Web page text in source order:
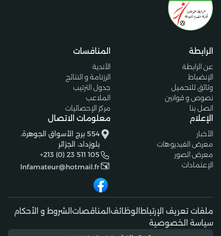
الرابطة
عن الرابطة
الإنضباط
وثائق للتحميل
نصوص و قوانين
اتصل بنا
المنافسات
الأندية
الرزنامة و النتائج
جدول الترتيب
الملاعب
مركز الإحصائيات
الإعلام
الأخبار
معرض الفيديوهات
معرض الصور
الإعتمادات
معلومات الاتصال
554 برج الأسواق الجوهرة،
بلوزداد، الجزائر
+213 (0) 23 511 105
lnfamateur@hotmail.fr
ملفات تعريف الإرتباط الوظائف المناقصات الشروط و الأحكام
سياسة الخصوصية